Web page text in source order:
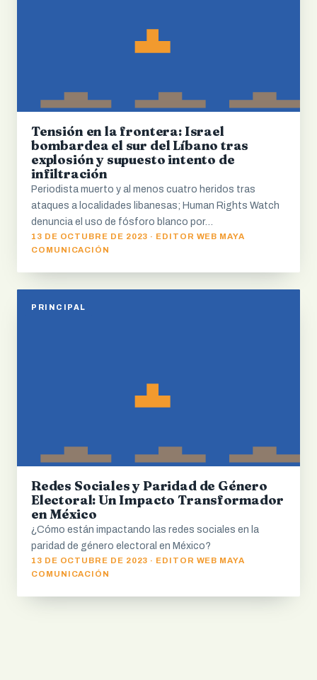
Tensión en la frontera: Israel
bombardea el sur del Líbano tras
explosión y supuesto intento de
infiltración
Periodista muerto y al menos cuatro heridos tras
ataques a localidades libanesas; Human Rights Watch
denuncia el uso de fósforo blanco por…
13 DE OCTUBRE DE 2023 · EDITOR WEB MAYA
COMUNICACIÓN
PRINCIPAL
Redes Sociales y Paridad de Género
Electoral: Un Impacto Transformador
en México
¿Cómo están impactando las redes sociales en la
paridad de género electoral en México?
13 DE OCTUBRE DE 2023 · EDITOR WEB MAYA
COMUNICACIÓN